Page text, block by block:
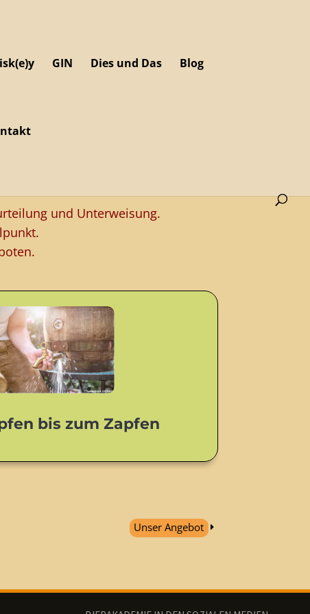
GIN Dies und Das Blog
und Unterweisung.
bis zum Zapfen
Unser Angebot